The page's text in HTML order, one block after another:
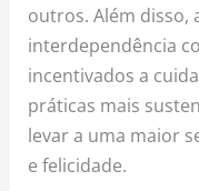
outros. Além disso,
interdependência
incentivados a
práticas mais
levar a uma maior
e felicidade.